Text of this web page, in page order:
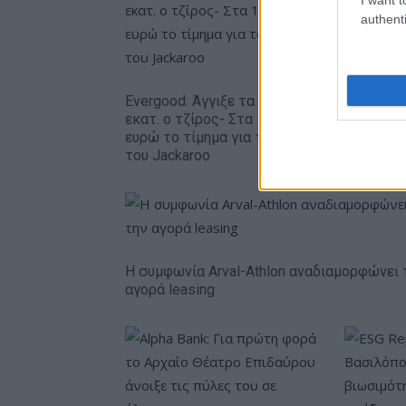
Evergood: Άγγιξε τα 300
εκατ. ο τζίρος- Στα 10 εκατ.
ευρώ το τίμημα για το 60%
του Jackaroo
Όμιλος
το 75%
Η συμφωνία Arval-Athlon αναδιαμορφώνει
αγορά leasing